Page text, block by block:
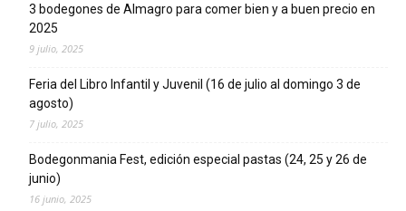
3 bodegones de Almagro para comer bien y a buen precio en
2025
9 julio, 2025
Feria del Libro Infantil y Juvenil (16 de julio al domingo 3 de
agosto)
7 julio, 2025
Bodegonmania Fest, edición especial pastas (24, 25 y 26 de
junio)
16 junio, 2025